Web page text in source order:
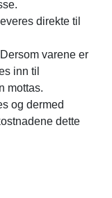
direkte til
varene er
inn til
mottas.
og dermed
dette